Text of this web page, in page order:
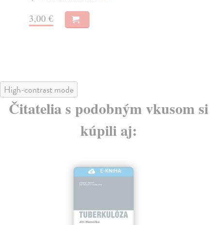
3,00 €
High-contrast mode
Čitatelia s podobným vkusom si
kúpili aj:
E-KNIHA